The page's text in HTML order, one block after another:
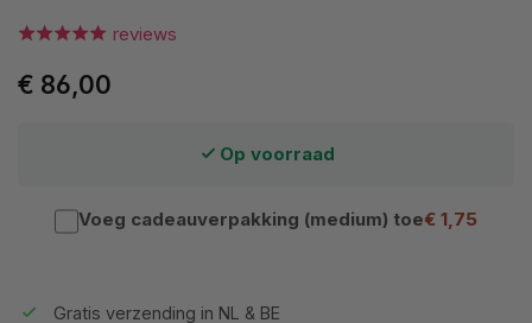
reviews
€ 86,00
Op voorraad
Voeg cadeauverpakking (medium) toe€ 1,75
Gratis verzending in NL & BE